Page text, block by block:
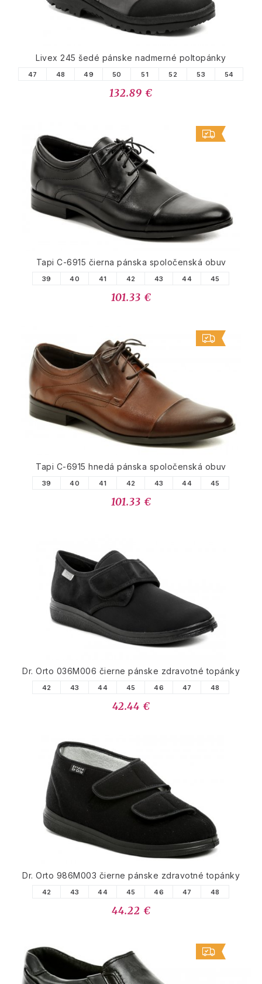
Livex 245 šedé pánske nadmerné poltopánky
47 48 49 50 51 52 53 54
132.89 €
Tapi C-6915 čierna pánska spoločenská obuv
39 40 41 42 43 44 45
101.33 €
Tapi C-6915 hnedá pánska spoločenská obuv
39 40 41 42 43 44 45
101.33 €
Dr. Orto 036M006 čierne pánske zdravotné topánky
42 43 44 45 46 47 48
42.44 €
Dr. Orto 986M003 čierne pánske zdravotné topánky
42 43 44 45 46 47 48
44.22 €